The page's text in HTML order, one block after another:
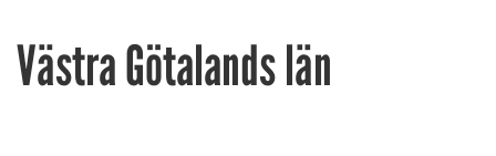
Västra Götalands län